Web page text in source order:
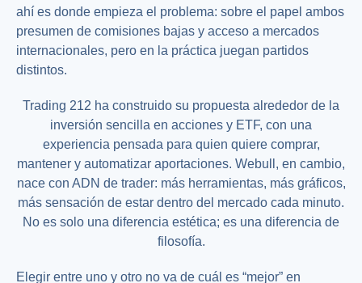
ahí es donde empieza el problema: sobre el papel ambos
presumen de comisiones bajas y acceso a mercados
internacionales, pero en la práctica juegan partidos
distintos.
Trading 212 ha construido su propuesta alrededor de la
inversión sencilla en acciones y ETF, con una
experiencia pensada para quien quiere comprar,
mantener y automatizar aportaciones. Webull, en cambio,
nace con ADN de trader: más herramientas, más gráficos,
más sensación de estar dentro del mercado cada minuto.
No es solo una diferencia estética; es una diferencia de
filosofía.
Elegir entre uno y otro no va de cuál es “mejor” en